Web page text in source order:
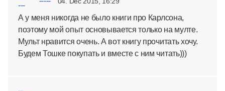
А у меня никогда не было книги про Карлсона,
поэтому мой опыт основывается только на мулте.
Мульт нравится очень. А вот книгу прочитать хочу.
Будем Тошке покупать и вместе с ним читать)))